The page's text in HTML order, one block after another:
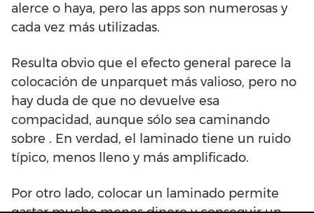
alerce o haya, pero las apps son numerosas y
cada vez más utilizadas.
Resulta obvio que el efecto general parece la
colocación de unparquet más valioso, pero no
hay duda de que no devuelve esa
compacidad, aunque sólo sea caminando
sobre . En verdad, el laminado tiene un ruido
típico, menos lleno y más amplificado.
Por otro lado, colocar un laminado permite